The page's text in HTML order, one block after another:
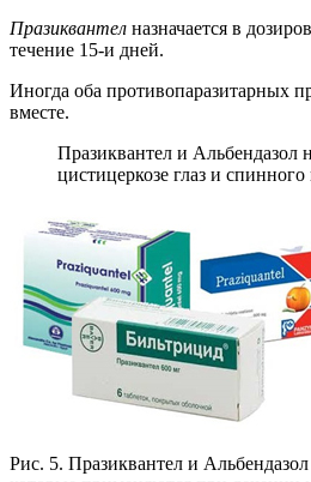
Празиквантел назначается в
течение 15-и дней.
Иногда оба противопаразитарных
вместе.
Празиквантел и Альбендазол
цистицеркозе глаз и спинного
Рис. 5. Празиквантел и